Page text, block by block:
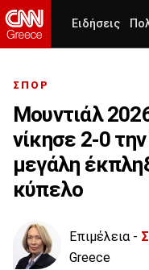
Ειδήσεις
ΣΠΟΡ
Μουντιάλ
νίκησε 2-0
μεγάλη
κύπελο
Επιμέλεια -
Greece